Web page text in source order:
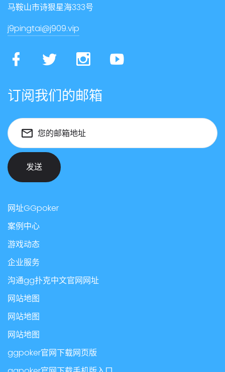
马鞍山市诗狠星海333号
j9pingtai@j909.vip
订阅我们的邮箱
您的邮箱地址
发送
网址GGpoker
案例中心
游戏动态
企业服务
沟通gg扑克中文官网网址
网站地图
网站地图
网站地图
ggpoker官网下载网页版